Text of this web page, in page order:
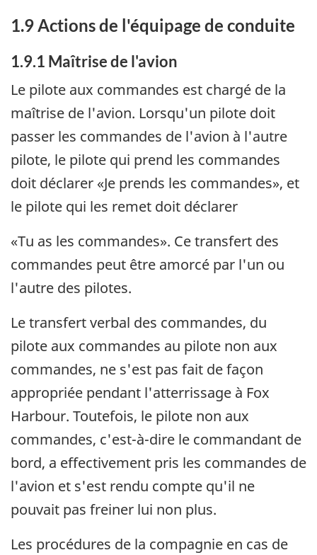
1.9 Actions de l'équipage de conduite
1.9.1 Maîtrise de l'avion
Le pilote aux commandes est chargé de la
maîtrise de l'avion. Lorsqu'un pilote doit
passer les commandes de l'avion à l'autre
pilote, le pilote qui prend les commandes
doit déclarer «Je prends les commandes», et
le pilote qui les remet doit déclarer
«Tu as les commandes». Ce transfert des
commandes peut être amorcé par l'un ou
l'autre des pilotes.
Le transfert verbal des commandes, du
pilote aux commandes au pilote non aux
commandes, ne s'est pas fait de façon
appropriée pendant l'atterrissage à Fox
Harbour. Toutefois, le pilote non aux
commandes, c'est-à-dire le commandant de
bord, a effectivement pris les commandes de
l'avion et s'est rendu compte qu'il ne
pouvait pas freiner lui non plus.
Les procédures de la compagnie en cas de